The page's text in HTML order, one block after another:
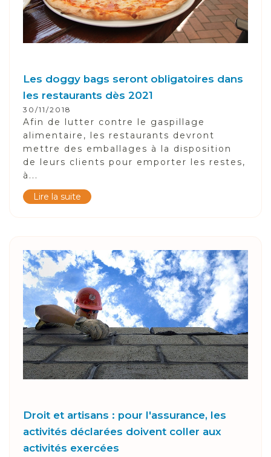
Les doggy bags seront obligatoires dans
les restaurants dès 2021
30/11/2018
Afin de lutter contre le gaspillage
alimentaire, les restaurants devront
mettre des emballages à la disposition
de leurs clients pour emporter les restes,
à...
Lire la suite
Droit et artisans : pour l'assurance, les
activités déclarées doivent coller aux
activités exercées